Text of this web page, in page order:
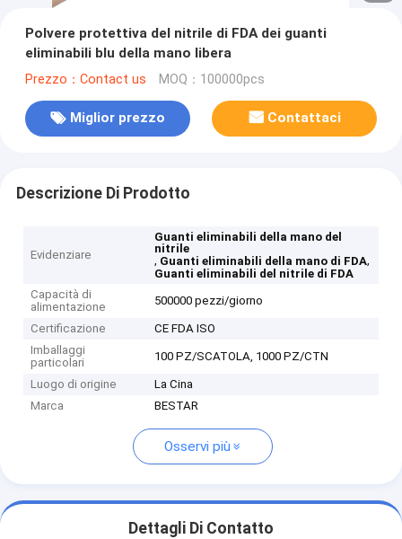
Polvere protettiva del nitrile di FDA dei guanti
eliminabili blu della mano libera
Prezzo：Contact us MOQ：100000pcs
Miglior prezzo Contattaci
Descrizione Di Prodotto
Evidenziare
Guanti eliminabili della mano del
nitrile
, Guanti eliminabili della mano di FDA,
Guanti eliminabili del nitrile di FDA
Capacità di
alimentazione
500000 pezzi/giorno
Certificazione
CE FDA ISO
Imballaggi
particolari
100 PZ/SCATOLA, 1000 PZ/CTN
Luogo di origine
La Cina
Marca
BESTAR
Osservi più
Dettagli Di Contatto